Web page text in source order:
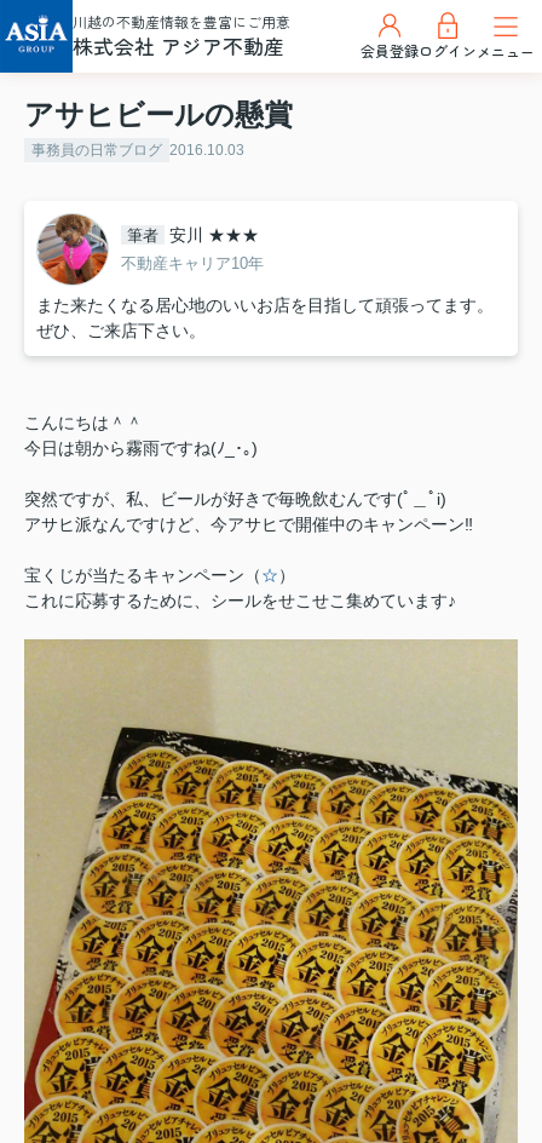
川越の不動産情報を豊富にご用意
株式会社 アジア不動産 会員登録ログインメニュー
アサヒビールの懸賞
事務員の日常ブログ 2016.10.03
筆者 安川 ★★★
不動産キャリア10年
また来たくなる居心地のいいお店を目指して頑張ってます。
ぜひ、ご来店下さい。
こんにちは＾＾
今日は朝から霧雨ですね(ﾉ_･｡)
突然ですが、私、ビールが好きで毎晩飲むんです(ﾟ＿ﾟi)
アサヒ派なんですけど、今アサヒで開催中のキャンペーン‼
宝くじが当たるキャンペーン（☆）
これに応募するために、シールをせこせこ集めています♪